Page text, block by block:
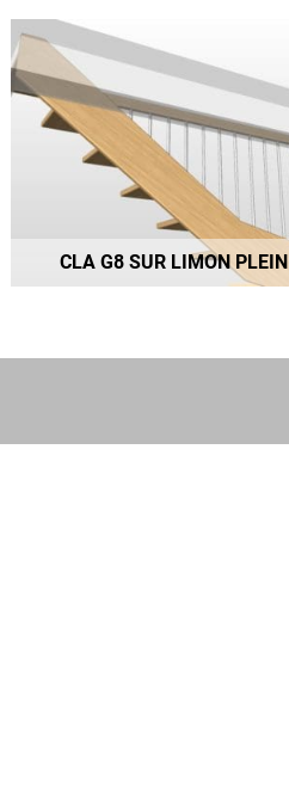
CLA G8 SUR LIMON PLEIN